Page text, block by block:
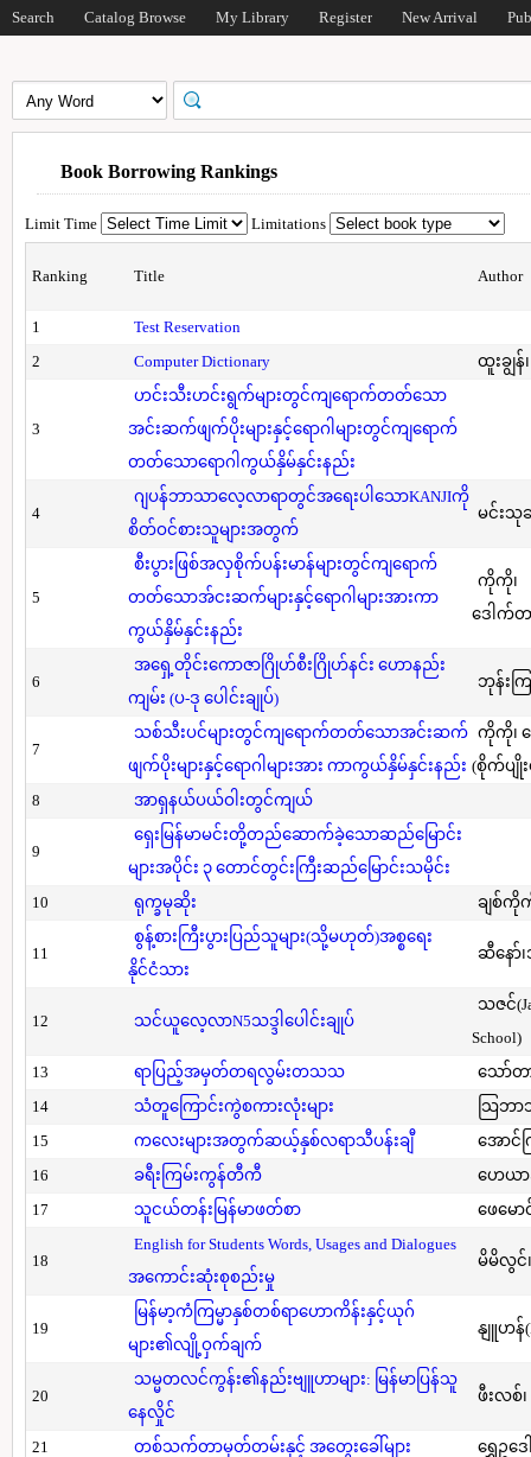
Search Catalog Browse My Library Register New Arrival
Book Borrowing Rankings
Limit Time Limitations
Ranking Title Author
1
Test Reservation
2
Computer Dictionary ထူးချွန်
3
ဟင်းသီးဟင်းရွက်များတွင်ကျရောက်တတ်သော
အင်းဆက်ဖျက်ပိုးများနှင့်ရောဂါများတွင်ကျရောက်
တတ်သောရောဂါကွယ်နှိမ်နှင်းနည်း
4
ဂျပန်ဘာသာလေ့လာရာတွင်အရေးပါသောKANJIကို
စိတ်ဝင်စားသူများအတွက်
မင်းသုခ
5
စီးပွားဖြစ်အလှစိုက်ပန်းမာန်များတွင်ကျရောက်
တတ်သောအ်ငးဆက်များနှင့်ရောဂါများအားကာ
ကွယ်နှိမ်နှင်းနည်း
ကိုကို၊
ဒေါက်တ
6
အရှေ့တိုင်းကောဇာဂြိုဟ်စီးဂြိုဟ်နင်း ဟောနည်း
ကျမ်း (ပ-ဒု ပေါင်းချုပ်)
ဘုန်းက
7
သစ်သီးပင်များတွင်ကျရောက်တတ်သောအင်းဆက်
ဖျက်ပိုးများနှင့်ရောဂါများအား ကာကွယ်နှိမ်နှင်းနည်း
ကိုကို၊
(စိုက်ပျိုး
8
အာရှနယ်ပယ်ဝါးတွင်ကျယ်
9
ရှေးမြန်မာမင်းတို့တည်ဆောက်ခဲ့သောဆည်မြောင်း
များအပိုင်း ၃ တောင်တွင်းကြီးဆည်မြောင်းသမိုင်း
10
ရုက္ခမုဆိုး ချစ်ကို
11
စွန့်စားကြီးပွားပြည်သူများ(သို့မဟုတ်)အစ္စရေး
နိုင်ငံသား
ဆီနော်၊
12 သင်ယူလေ့လာN5သဒ္ဒါပေါင်းချုပ်
သဇင်
School)
13
ရာပြည့်အမှတ်တရလွမ်းတသသ
သော်တ
14
သံတူကြောင်းကွဲစကားလုံးများ
သြဘာ
15
ကလေးများအတွက်ဆယ့်နှစ်လရာသီပန်းချီ
အောင်
16
ခရီးကြမ်းကွန်တီကီ
ဟေယာ
17
သူငယ်တန်းမြန်မာဖတ်စာ ဖေမော
18
English for Students Words, Usages and Dialogues
အကောင်းဆုံးစုစည်းမှု
မိမိလွင်၊
19
မြန်မာ့ကံကြမ္မာနှစ်တစ်ရာဟောကိန်းနှင့်ယုဂ်
များ၏လျို့ဝှက်ချက်
နျူဟန်
20
သမ္မတလင်ကွန်း၏နည်းဗျူဟာများ: မြန်မာပြန်သူ
နေလှိုင်
ဖီးလစ်
21 တစ်သက်တာမှတ်တမ်းနှင့် အတွေးခေါ်များ
ရွှေဥဒေ